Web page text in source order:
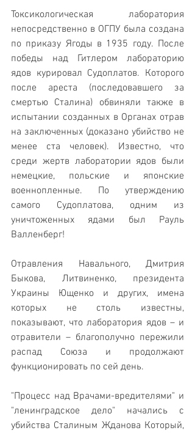
Токсикологическая лаборатория
непосредственно в ОГПУ была создана
по приказу Ягоды в 1935 году. После
победы над Гитлером лабораторию
ядов курировал Судоплатов. Которого
после ареста (последовавшего за
смертью Сталина) обвиняли также в
испытании созданных в Органах отрав
на заключенных (доказано убийство не
менее ста человек). Известно, что
среди жертв лаборатории ядов были
немецкие, польские и японские
военнопленные. По утверждению
самого Судоплатова, одним из
уничтоженных ядами был Рауль
Валленберг!
Отравления Навального, Дмитрия
Быкова, Литвиненко, президента
Украины Ющенко и других, имена
которых не столь известны,
показывают, что лаборатория ядов – и
отравители – благополучно пережили
распад Союза и продолжают
функционировать по сей день.
"Процесс над Врачами-вредителями" и
"ленинградское дело" начались с
убийства Сталиным Жданова Который,